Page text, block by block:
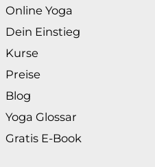
Online Yoga
Dein Einstieg
Kurse
Preise
Blog
Yoga Glossar
Gratis E-Book